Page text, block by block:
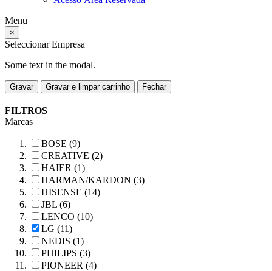
Menu
×
Seleccionar Empresa
Some text in the modal.
Gravar Gravar e limpar carrinho Fechar
FILTROS
Marcas
BOSE (9)
CREATIVE (2)
HAIER (1)
HARMAN/KARDON (3)
HISENSE (14)
JBL (6)
LENCO (10)
LG (11)
NEDIS (1)
PHILIPS (3)
PIONEER (4)